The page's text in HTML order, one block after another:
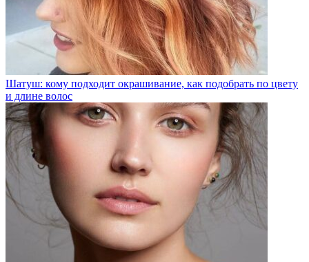
Шатуш: кому подходит окрашивание, как подобрать по цвету
и длине волос